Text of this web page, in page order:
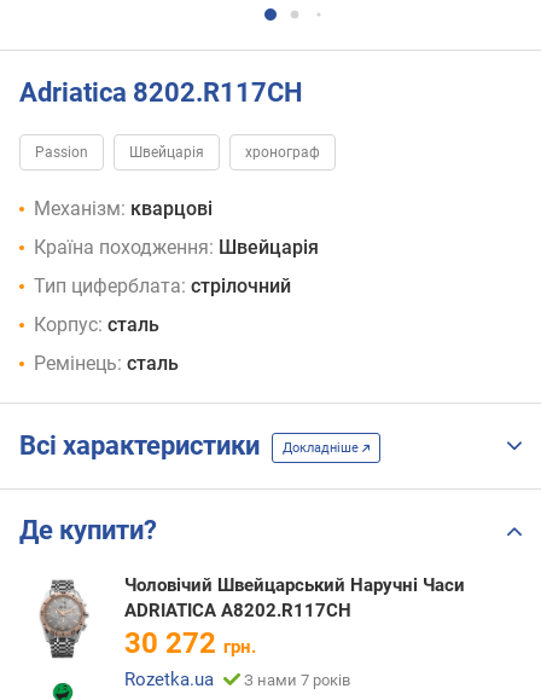
Adriatica 8202.R117CH
Passion Швейцарія хронограф
Механізм: кварцові
Країна походження: Швейцарія
Тип циферблата: стрілочний
Корпус: сталь
Ремінець: сталь
Всі характеристики Докладніше
Де купити?
Чоловічий Швейцарський Наручні Часи
ADRIATICA A8202.R117CH
30 272 грн.
Rozetka.ua
З нами 7 років